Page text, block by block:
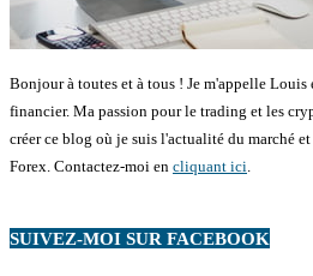
Bonjour à toutes et à tous ! Je m'appelle
financier. Ma passion pour le trading et les
créer ce blog où je suis l'actualité du marché
Forex. Contactez-moi en cliquant ici.
SUIVEZ-MOI SUR FACEBOOK